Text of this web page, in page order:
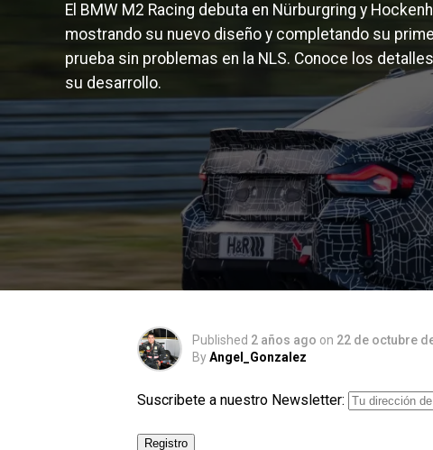
El BMW M2 Racing debuta en Nürburgring y
mostrando su nuevo diseño y completando su
prueba sin problemas en la NLS. Conoce los
su desarrollo.
Published 2 años ago on 22 de octubre
ByAngel_Gonzalez
Suscribete a nuestro Newsletter: